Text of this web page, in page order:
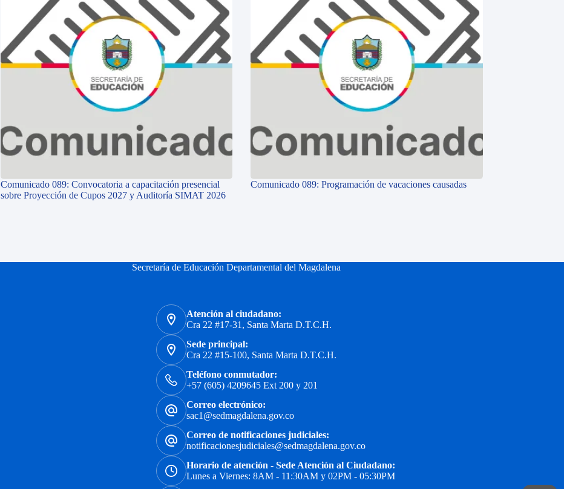
Comunicado 089: Convocatoria a capacitación presencial
sobre Proyección de Cupos 2027 y Auditoría SIMAT 2026
Comunicado 089: Programación de vacaciones causadas
Secretaría de Educación Departamental del Magdalena
Atención al ciudadano:
Cra 22 #17-31, Santa Marta D.T.C.H.
Sede principal:
Cra 22 #15-100, Santa Marta D.T.C.H.
Teléfono conmutador:
+57 (605) 4209645 Ext 200 y 201
Correo electrónico:
sac1@sedmagdalena.gov.co
Correo de notificaciones judiciales:
notificacionesjudiciales@sedmagdalena.gov.co
Horario de atención - Sede Atención al Ciudadano:
Lunes a Viernes: 8AM - 11:30AM y 02PM - 05:30PM